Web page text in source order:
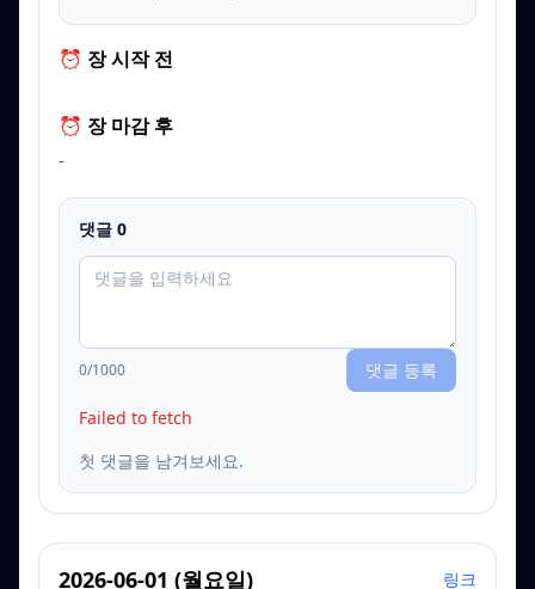
⏰ 장 시작 전
⏰ 장 마감 후
-
댓글 0
0/1000 댓글 등록
Failed to fetch
첫 댓글을 남겨보세요.
2026-06-01 (월요일) 링크